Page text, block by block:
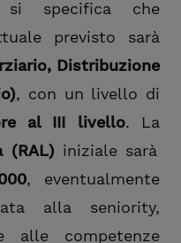
si specifica che
previsto sarà
Distribuzione
, con un livello di
al III livello. La
(RAL) iniziale sarà
, eventualmente
alla seniority,
alle competenze